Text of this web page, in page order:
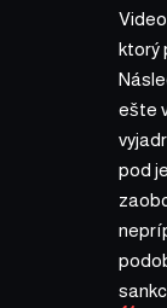
ktorý
ešte
pod